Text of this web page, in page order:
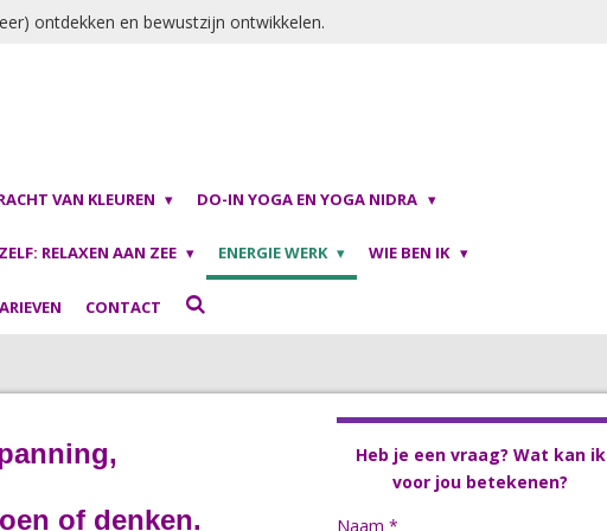
ontdekken en bewustzijn ontwikkelen.
VAN KLEUREN DO-IN YOGA EN YOGA NIDRA
RELAXEN AAN ZEE ENERGIE WERK WIE BEN IK
CONTACT
of denken.
Heb je een vraag? Wat kan ik
voor jou betekenen?
Naam *